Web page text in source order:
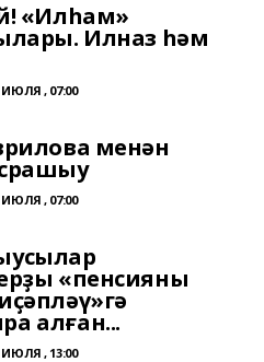
«Илһам»
Илназ һәм
ИЮЛЯ , 07:00
менән
ИЮЛЯ , 07:00
«пенсияны
алған...
ИЮЛЯ , 13:00